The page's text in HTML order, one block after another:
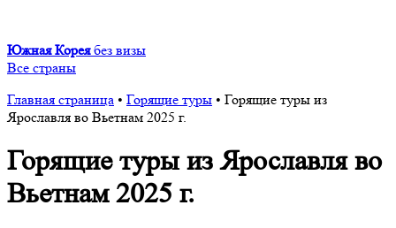
Южная Корея без визы
Все страны
Главная страница • Горящие туры • Горящие туры из
Ярославля во Вьетнам 2025 г.
Горящие туры из Ярославля во
Вьетнам 2025 г.